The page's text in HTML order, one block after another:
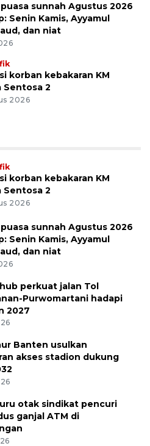
sunnah Agustus 2026
Senin Kamis, Ayyamul
dan niat
korban kebakaran KM
Sentosa 2
2026
korban kebakaran KM
Sentosa 2
2026
sunnah Agustus 2026
Senin Kamis, Ayyamul
dan niat
perkuat jalan Tol
Purwomartani hadapi
2027
Banten usulkan
akses stadion dukung
otak sindikat pencuri
ganjal ATM di